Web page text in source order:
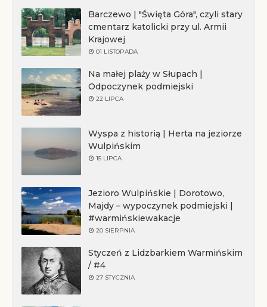
Barczewo | "Święta Góra", czyli stary
cmentarz katolicki przy ul. Armii
Krajowej
01 LISTOPADA
Na małej plaży w Słupach |
Odpoczynek podmiejski
22 LIPCA
Wyspa z historią | Herta na jeziorze
Wulpińskim
15 LIPCA
Jezioro Wulpińskie | Dorotowo,
Majdy – wypoczynek podmiejski |
#warmińskiewakacje
20 SIERPNIA
Styczeń z Lidzbarkiem Warmińskim
/ #4
27 STYCZNIA